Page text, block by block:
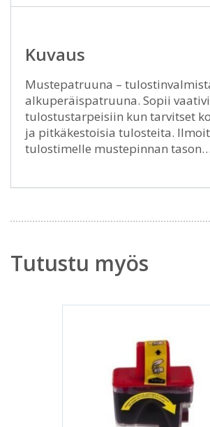
Kuvaus
Mustepatruuna –
alkuperäispatruuna. Sopii
tulostustarpeisiin kun tarvitset
ja pitkäkestoisia tulosteita.
tulostimelle mustepinnan
Tutustu myös